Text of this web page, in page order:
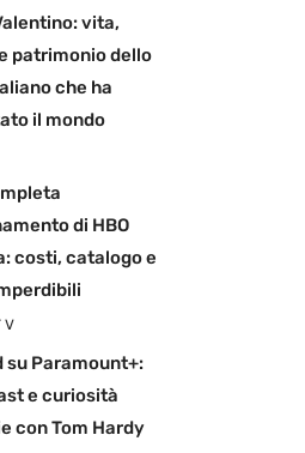
vita,
patrimonio dello
che ha
il mondo
di HBO
costi, catalogo e
su Paramount+:
e curiosità
con Tom Hardy